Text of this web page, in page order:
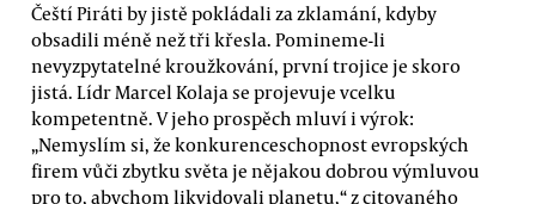
Čeští Piráti by jistě pokládali za zklamání, kdyby
obsadili méně než tři křesla. Pomineme-li
nevyzpytatelné kroužkování, první trojice je skoro
jistá. Lídr Marcel Kolaja se projevuje vcelku
kompetentně. V jeho prospěch mluví i výrok:
„Nemyslím si, že konkurenceschopnost evropských
firem vůči zbytku světa je nějakou dobrou výmluvou
pro to, abychom likvidovali planetu,“ z citovaného